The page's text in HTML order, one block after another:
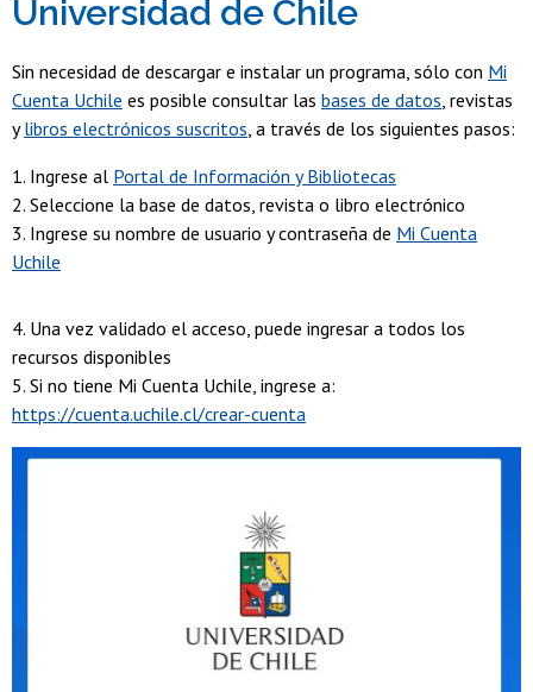
Universidad de Chile
Sin necesidad de descargar e instalar un programa, sólo con Mi
Cuenta Uchile es posible consultar las bases de datos, revistas
ylibros electrónicos suscritos, a través de los siguientes pasos:
1. Ingrese al Portal de Información y Bibliotecas
2. Seleccione la base de datos, revista o libro electrónico
3. Ingrese su nombre de usuario y contraseña de Mi Cuenta
Uchile
4. Una vez validado el acceso, puede ingresar a todos los
recursos disponibles
5. Si no tiene Mi Cuenta Uchile, ingrese a:
https://cuenta.uchile.cl/crear-cuenta